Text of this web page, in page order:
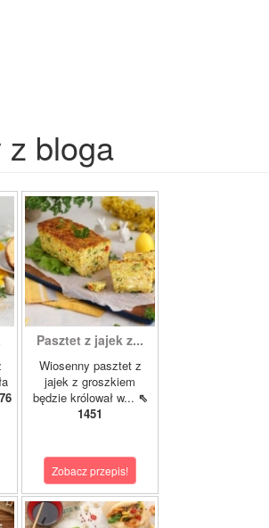
z bloga
Pasztet z jajek z...
Wiosenny pasztet z
jajek z groszkiem
będzie królował w... ⇖
1451
Zobacz przepis!